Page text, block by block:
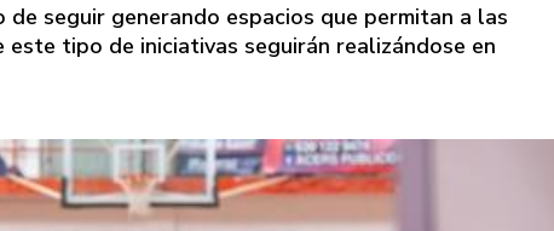
seguir generando espacios que permitan a las
tipo de iniciativas seguirán realizándose en